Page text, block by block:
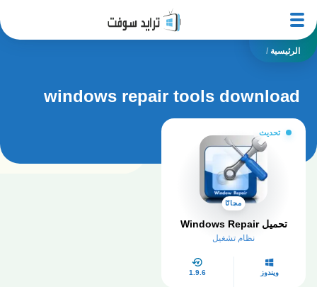
الرئيسية /
windows repair tools download
تحديث
مجانًا
تحميل Windows Repair
نظام تشغيل
ويندوز 1.9.6